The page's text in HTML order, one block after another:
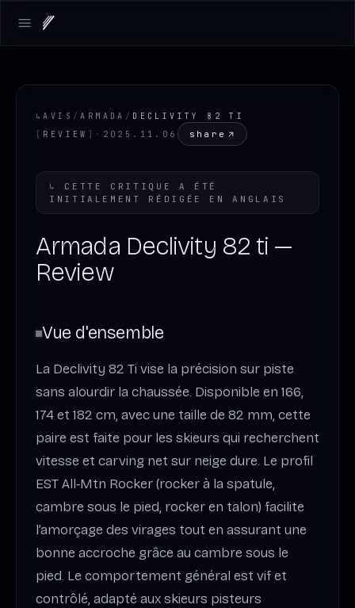
Open main menu
↳AVIS /ARMADA / DECLIVITY 82 TI
[ REVIEW ] · 2025.11.06 share
↳ CETTE CRITIQUE A ÉTÉ
INITIALEMENT RÉDIGÉE EN
ANGLAIS
Armada Declivity 82 ti —
Review
Vue d'ensemble
La Declivity 82 Ti vise la précision sur piste
sans alourdir la chaussée. Disponible en 166,
174 et 182 cm, avec une taille de 82 mm, cette
paire est faite pour les skieurs qui recherchent
vitesse et carving net sur neige dure. Le profil
EST All‑Mtn Rocker (rocker à la spatule,
cambre sous le pied, rocker en talon) facilite
l’amorçage des virages tout en assurant une
bonne accroche grâce au cambre sous le
pied. Le comportement général est vif et
contrôlé, adapté aux skieurs pisteurs